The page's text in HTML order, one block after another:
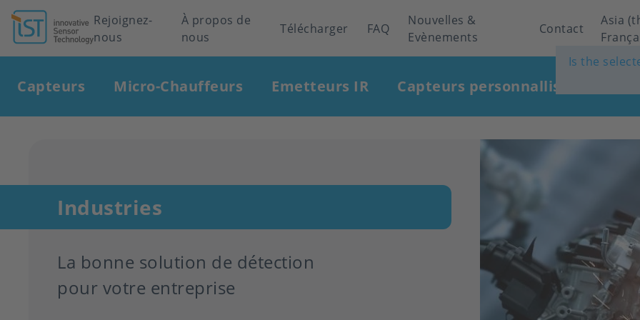
Header
navigation
Rejoignez-
nous
À propos de
nous
Télécharger FAQ
Nouvelles &
Evènements
Contact
Asia
Is the
navigation
Capteurs Micro-Chauffeurs Emetteurs IR Capteurs personnallisés
Industries
La bonne solution de détection
pour votre entreprise